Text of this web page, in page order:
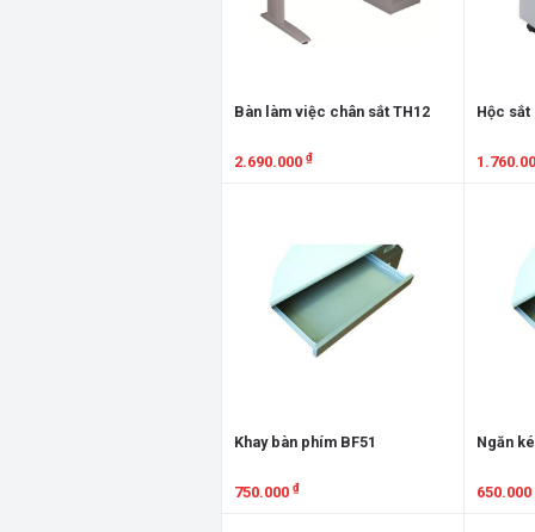
Bàn làm việc chân sắt TH12
2.690.000 ₫
Hộc sắt
Khay bàn phím BF51
750.000 ₫
Ngăn
650.000